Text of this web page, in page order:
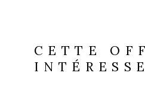
CETTE
INTÉRESSE